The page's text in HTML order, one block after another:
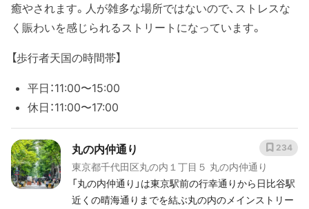
癒やされます。人が雑多な場所ではないので、ストレスな
く賑わいを感じられるストリートになっています。
【歩行者天国の時間帯】
平日：11:00〜15:00
休日：11:00〜17:00
丸の内仲通り
東京都千代田区丸の内１丁目５ 丸の内仲通り
「丸の内仲通り」は東京駅前の行幸通りから日比谷駅
近くの晴海通りまでを結ぶ丸の内のメインストリー
234